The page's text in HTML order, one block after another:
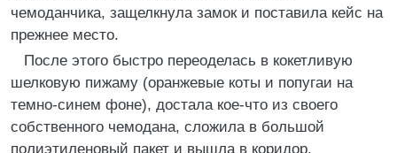
чемоданчика, защелкнула замок и поставила кейс на
прежнее место.
После этого быстро переоделась в кокетливую
шелковую пижаму (оранжевые коты и попугаи на
темно-синем фоне), достала кое-что из своего
собственного чемодана, сложила в большой
полиэтиленовый пакет и вышла в коридор.